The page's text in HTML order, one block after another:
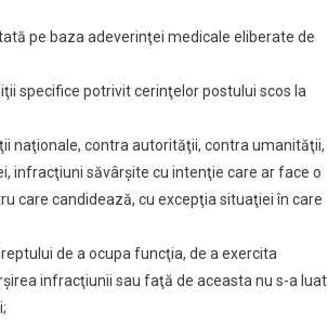
pe baza adeverinţei medicale eliberate de
specifice potrivit cerinţelor postului scos la
naţionale, contra autorităţii, contra umanităţii,
infracţiuni săvârşite cu intenţie care ar face o
care candidează, cu excepţia situaţiei în care
de a ocupa funcţia, de a exercita
infracţiunii sau faţă de aceasta nu s-a luat